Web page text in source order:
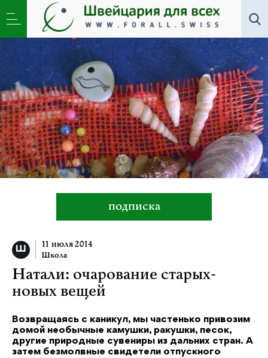
Школа» Натали: очарование старых-новых вещей
подписка
11 июля 2014
Школа
Натали: очарование старых-
новых вещей
Возвращаясь с каникул, мы частенько привозим
домой необычные камушки, ракушки, песок,
другие природные сувениры из дальних стран. А
затем безмолвные свидетели отпускного